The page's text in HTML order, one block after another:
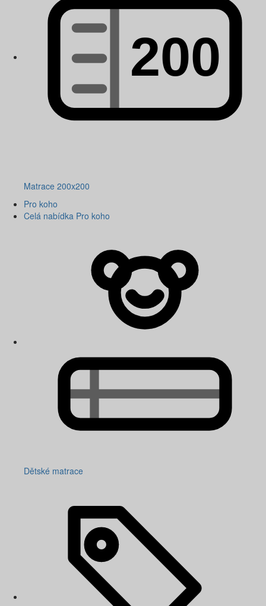
Matrace 200x200
Pro koho
Celá nabídka Pro koho
Dětské matrace